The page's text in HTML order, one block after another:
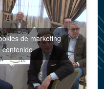
de marketing
contenido